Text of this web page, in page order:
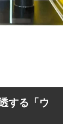
する「ウ